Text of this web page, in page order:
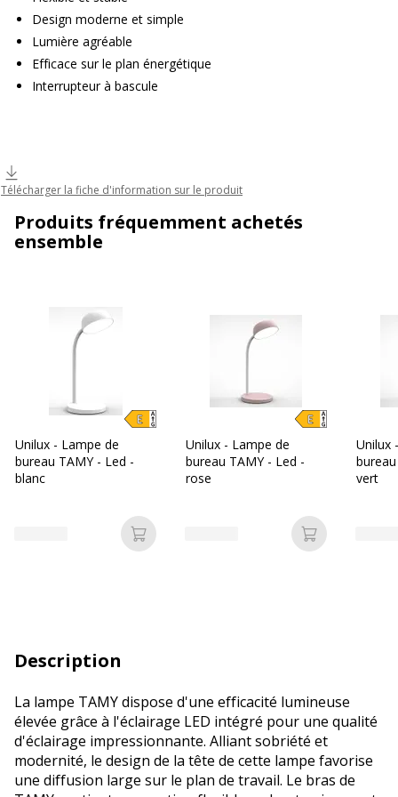
Design moderne et simple
Lumière agréable
Efficace sur le plan énergétique
Interrupteur à bascule
Télécharger la fiche d'information sur le produit
Produits fréquemment achetés
ensemble
Unilux - Lampe de
bureau TAMY - Led -
blanc
Ajouter au panier
Unilux - Lampe de
bureau TAMY - Led -
rose
Ajouter au
Unilux
vert
Description
La lampe TAMY dispose d'une efficacité lumineuse
élevée grâce à l'éclairage LED intégré pour une qualité
d'éclairage impressionnante. Alliant sobriété et
modernité, le design de la tête de cette lampe favorise
une diffusion large sur le plan de travail. Le bras de